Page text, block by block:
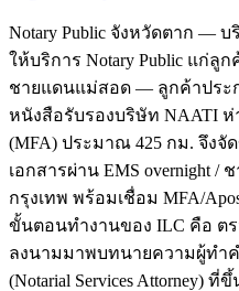
Notary Public จังหวัดตาก —
ให้บริการ Notary Public แก่
ชายแดนแม่สอด — ลูกค้าประ
หนังสือรับรองบริษัท NAATI
(MFA) ประมาณ 425 กม. จึงจั
เอกสารผ่าน EMS overnight
กรุงเทพ พร้อมเชื่อม MFA/
ขั้นตอนทำงานของ ILC คือ ต
ลงนามมาพบทนายความผู้ทำ
(Notarial Services Attorney)